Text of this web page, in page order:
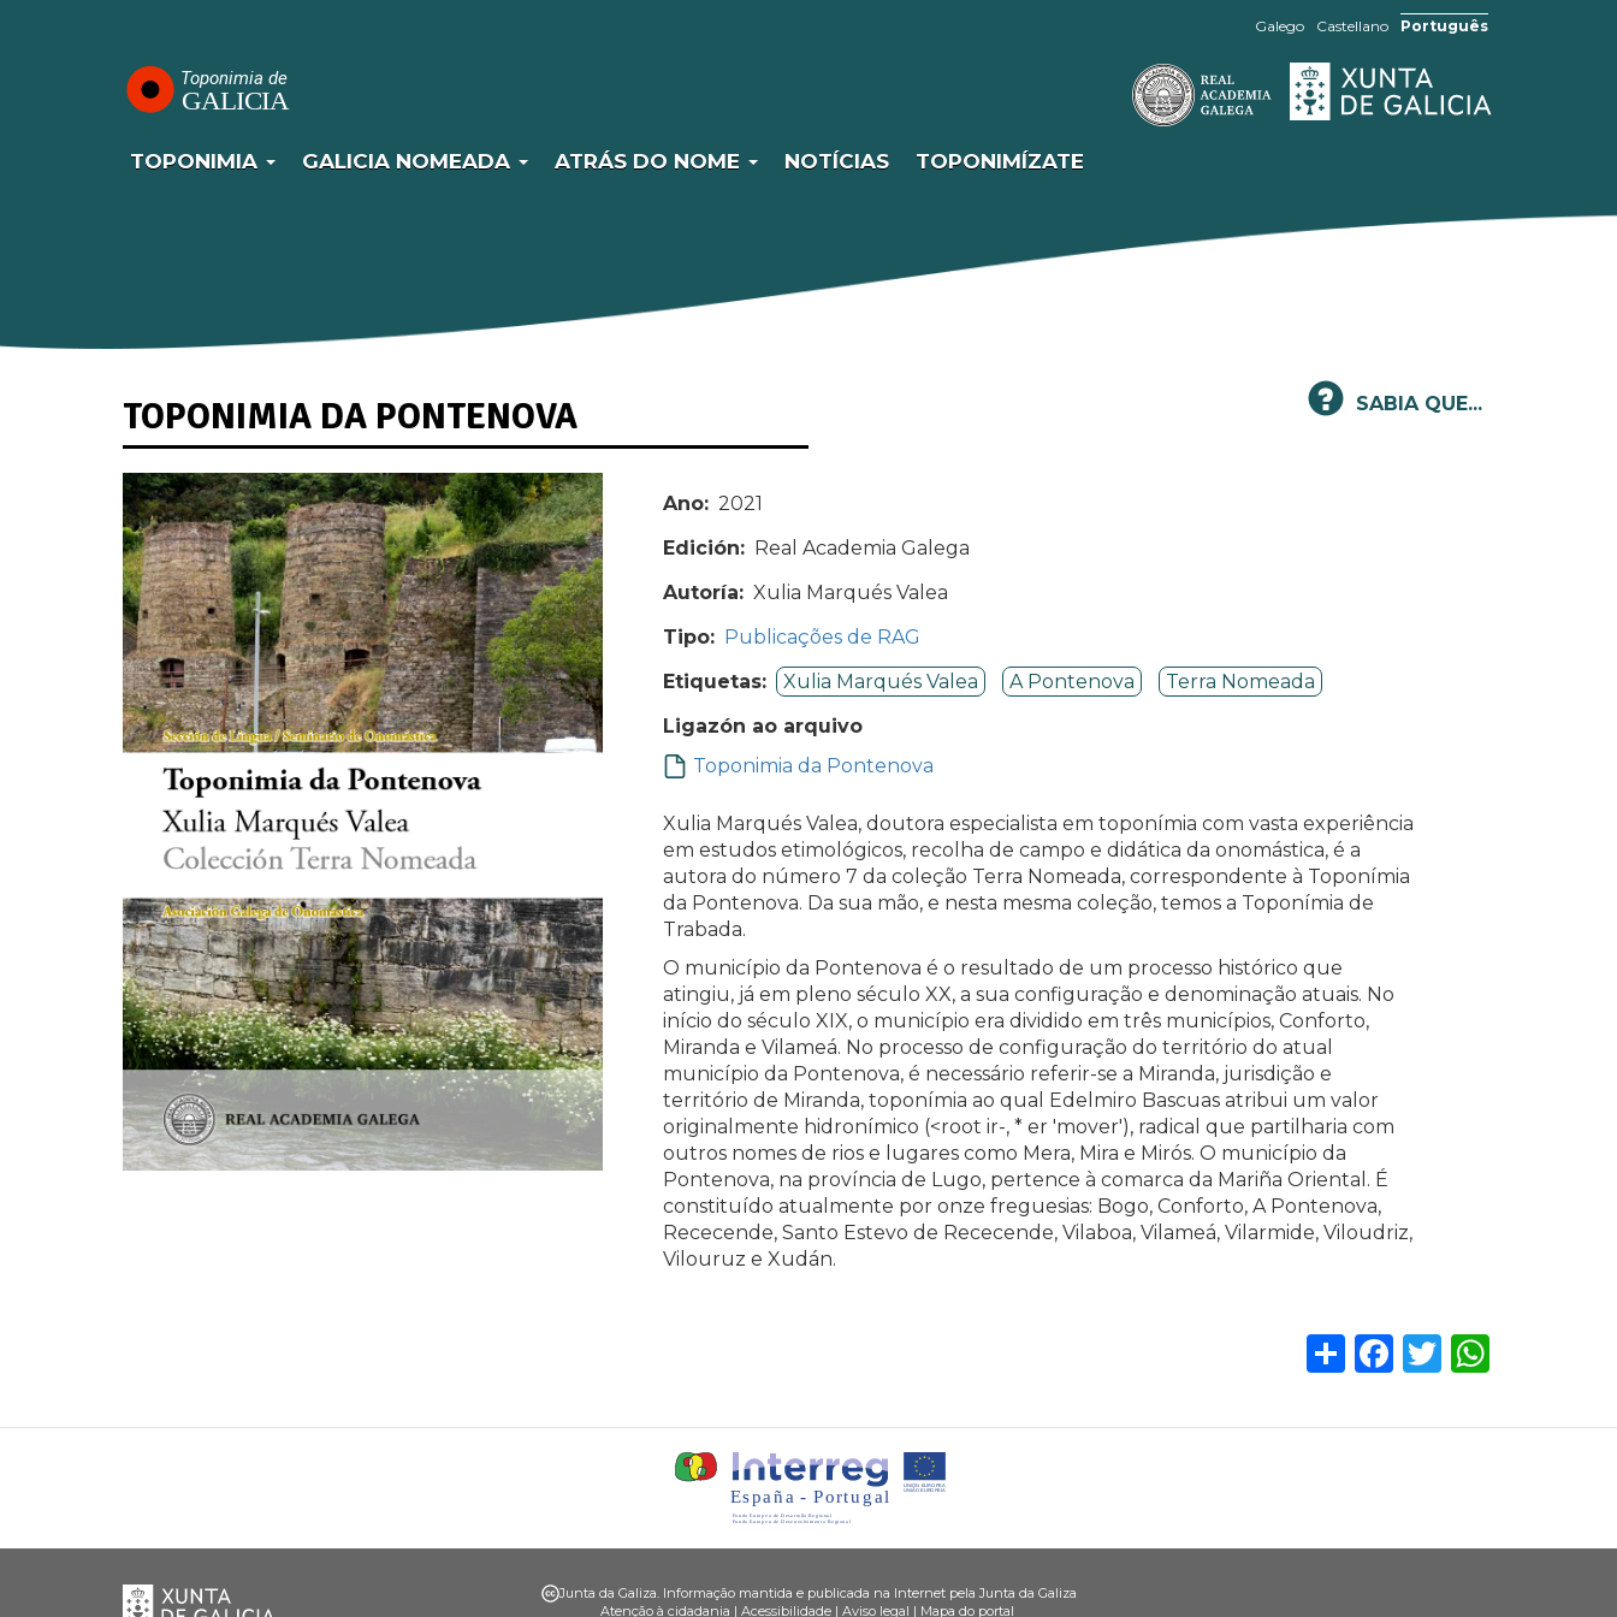
Galego Castellano Português
principal
TOPONIMIA GALICIA NOMEADA ATRÁS DO NOME NOTÍCIAS TOPONIMÍZATE
SABIA QUE...
TOPONIMIA DA PONTENOVA
Ano
2021
Edición
Real Academia Galega
Autoría
Xulia Marqués Valea
Tipo
Publicações de RAG
Etiquetas
Xulia Marqués Valea A Pontenova
Terra Nomeada
Ligazón ao arquivo
Toponimia da Pontenova
Xulia Marqués Valea, doutora especialista em toponímia com vasta experiência
em estudos etimológicos, recolha de campo e didática da onomástica, é a
autora do número 7 da coleção Terra Nomeada, correspondente à Toponímia
da Pontenova. Da sua mão, e nesta mesma coleção, temos a Toponímia de
Trabada.
O município da Pontenova é o resultado de um processo histórico que
atingiu, já em pleno século XX, a sua configuração e denominação atuais. No
início do século XIX, o município era dividido em três municípios, Conforto,
Miranda e Vilameá. No processo de configuração do território do atual
município da Pontenova, é necessário referir-se a Miranda, jurisdição e
território de Miranda, toponímia ao qual Edelmiro Bascuas atribui um valor
originalmente hidronímico (<root ir-, * er 'mover'), radical que partilharia com
outros nomes de rios e lugares como Mera, Mira e Mirós. O município da
Pontenova, na província de Lugo, pertence à comarca da Mariña Oriental. É
constituído atualmente por onze freguesias: Bogo, Conforto, A Pontenova,
Rececende, Santo Estevo de Rececende, Vilaboa, Vilameá, Vilarmide, Viloudriz,
Vilouruz e Xudán.
de
Junta da Galiza. Informação mantida e publicada na Internet pela Junta da Galiza
Atenção à cidadania | Acessibilidade | Aviso legal | Mapa do portal